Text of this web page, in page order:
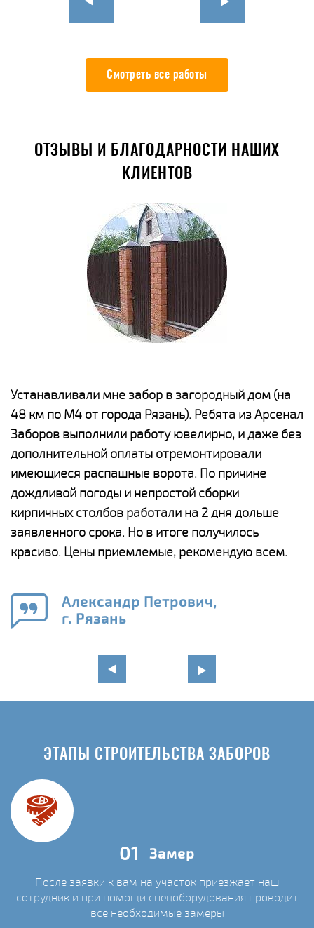
Смотреть все работы
ОТЗЫВЫ И БЛАГОДАРНОСТИ НАШИХ
КЛИЕНТОВ
Устанавливали мне забор в загородный дом (на
48 км по М4 от города Рязань). Ребята из Арсенал
Заборов выполнили работу ювелирно, и даже без
дополнительной оплаты отремонтировали
имеющиеся распашные ворота. По причине
дождливой погоды и непростой сборки
кирпичных столбов работали на 2 дня дольше
заявленного срока. Но в итоге получилось
красиво. Цены приемлемые, рекомендую всем.
Александр Петрович,
г. Рязань
ЭТАПЫ СТРОИТЕЛЬСТВА ЗАБОРОВ
01 Замер
После заявки к вам на участок приезжает наш
сотрудник и при помощи спецоборудования проводит
все необходимые замеры